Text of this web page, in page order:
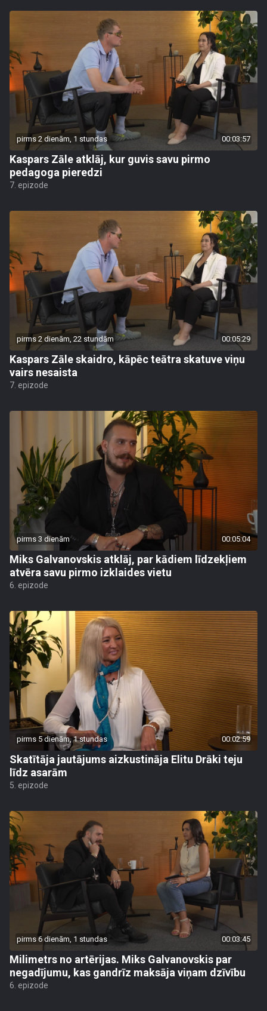
pirms 2 dienām, 1 stundas 00:03:57
Kaspars Zāle atklāj, kur guvis savu pirmo
pedagoga pieredzi
7. epizode
pirms 2 dienām, 22 stundām 00:05:29
Kaspars Zāle skaidro, kāpēc teātra skatuve viņu
vairs nesaista
7. epizode
pirms 3 dienām 00:05:04
Miks Galvanovskis atklāj, par kādiem līdzekļiem
atvēra savu pirmo izklaides vietu
6. epizode
pirms 5 dienām, 1 stundas 00:02:59
Skatītāja jautājums aizkustināja Elitu Drāki teju
līdz asarām
5. epizode
pirms 6 dienām, 1 stundas 00:03:45
Milimetrs no artērijas. Miks Galvanovskis par
negadījumu, kas gandrīz maksāja viņam dzīvību
6. epizode